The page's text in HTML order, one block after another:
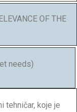
OF THE
needs)
tehničar, koje je